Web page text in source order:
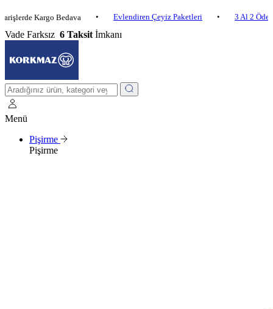
Kargo Bedava • Evlendiren Çeyiz Paketleri • 3 Al 2 Öde •
Vade Farksız 6 Taksit İmkanı
Menü
Pişirme
Pişirme